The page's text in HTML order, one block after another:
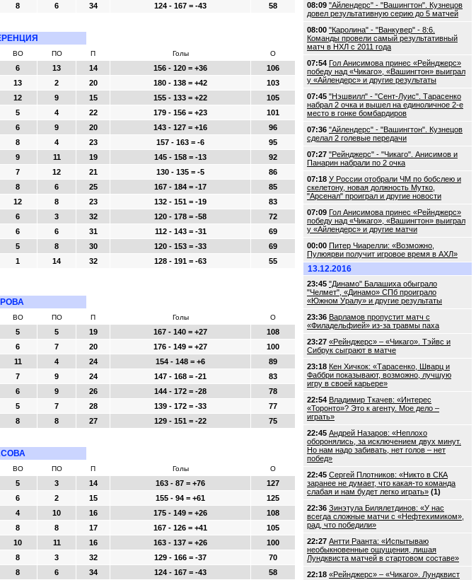
8 6 34 124 - 167 = -43 58
ВО ПО П Голы О
6 13 14 156 - 120 = +36
106
13 2 20 180 - 138 = +42
103
12 9 15 155 - 133 = +22
105
5 4 22 179 - 156 = +23
101
6 9 20 143 - 127 = +16
96
8 4 23 157 - 163 = -6
95
9 11 19 145 - 158 = -13
92
7 12 21 130 - 135 = -5
86
8 6 25 167 - 184 = -17
85
12 8 23 132 - 151 = -19
83
6 3 32 120 - 178 = -58
72
6 6 31 112 - 143 = -31
69
5 8 30 120 - 153 = -33
69
1 14 32 128 - 191 = -63 55
ВО ПО П Голы О
5 5 19 167 - 140 = +27
108
6 7 20 176 - 149 = +27
100
11 4 24 154 - 148 = +6
89
7 9 24 147 - 168 = -21
83
6 9 26 144 - 172 = -28
78
5 7 28 139 - 172 = -33
77
8 8 27 129 - 151 = -22 75
ВО ПО П Голы О
5 3 14 163 - 87 = +76
127
6 2 15 155 - 94 = +61
125
4 10 16 175 - 149 = +26
108
8 8 17 167 - 126 = +41
105
10 11 16 163 - 137 = +26
100
8 3 32 129 - 166 = -37
70
8 6 34 124 - 167 = -43 58
08:09 "Айлендерс" - "Вашингтон". Кузнецов
довел результативную серию до 5 матчей
08:00 "Каролина" - "Ванкувер" - 8:6.
Команды провели самый результативный
матч в НХЛ с 2011 года
07:54 Гол Анисимова принес «Рейнджерс»
победу над «Чикаго», «Вашингтон» выиграл
у «Айлендерс» и другие результаты
07:45 "Нэшвилл" - "Сент-Луис". Тарасенко
набрал 2 очка и вышел на единоличное 2-е
место в гонке бомбардиров
07:36 "Айлендерс" - "Вашингтон". Кузнецов
сделал 2 голевые передачи
07:27 "Рейнджерс" - "Чикаго". Анисимов и
Панарин набрали по 2 очка
07:18 У России отобрали ЧМ по бобслею и
скелетону, новая должность Мутко,
"Арсенал" проиграл и другие новости
07:09 Гол Анисимова принес «Рейнджерс»
победу над «Чикаго», «Вашингтон» выиграл
у «Айлендерс» и другие матчи
00:00 Питер Чиарелли: «Возможно,
Пулюярви получит игровое время в АХЛ»
13.12.2016
23:45 "Динамо" Балашиха обыграло
"Челмет", «Динамо» СПб проиграло
«Южном Уралу» и другие результаты
23:36 Варламов пропустит матч с
«Филадельфией» из-за травмы паха
23:27 «Рейнджерс» – «Чикаго». Тэйвс и
Сибрук сыграют в матче
23:18 Кен Хичкок: «Тарасенко, Шварц и
Фаббри показывают, возможно, лучшую
игру в своей карьере»
22:54 Владимир Ткачев: «Интерес
«Торонто»? Это к агенту. Мое дело –
играть»
22:45 Андрей Назаров: «Неплохо
оборонялись, за исключением двух минут.
Но нам надо забивать, нет голов – нет
побед»
22:45 Сергей Плотников: «Никто в СКА
заранее не думает, что какая-то команда
слабая и нам будет легко играть» (1)
22:36 Зинэтула Билялетдинов: «У нас
всегда сложные матчи с «Нефтехимиком»,
рад, что победили»
22:27 Антти Раанта: «Испытываю
необыкновенные ощущения, лишая
Лундквиста матчей в стартовом составе»
22:18 «Рейнджерс» – «Чикаго». Лундквист